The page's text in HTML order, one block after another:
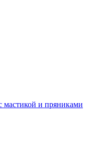
мастикой и пряниками